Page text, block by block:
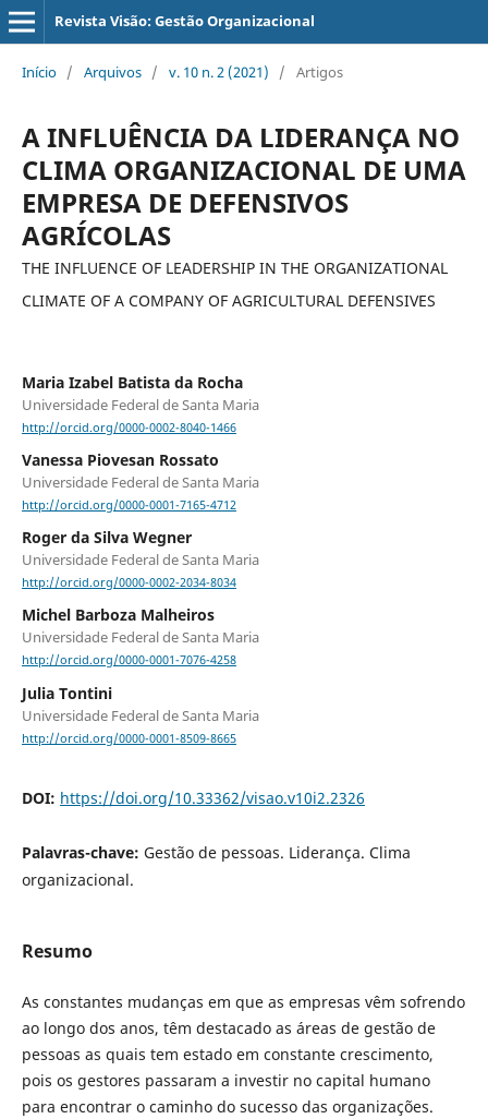
Revista Visão: Gestão Organizacional
Início / Arquivos / v. 10 n. 2 (2021) / Artigos
A INFLUÊNCIA DA LIDERANÇA NO
CLIMA ORGANIZACIONAL DE UMA
EMPRESA DE DEFENSIVOS
AGRÍCOLAS
THE INFLUENCE OF LEADERSHIP IN THE ORGANIZATIONAL
CLIMATE OF A COMPANY OF AGRICULTURAL DEFENSIVES
Maria Izabel Batista da Rocha
Universidade Federal de Santa Maria
http://orcid.org/0000-0002-8040-1466
Vanessa Piovesan Rossato
Universidade Federal de Santa Maria
http://orcid.org/0000-0001-7165-4712
Roger da Silva Wegner
Universidade Federal de Santa Maria
http://orcid.org/0000-0002-2034-8034
Michel Barboza Malheiros
Universidade Federal de Santa Maria
http://orcid.org/0000-0001-7076-4258
Julia Tontini
Universidade Federal de Santa Maria
http://orcid.org/0000-0001-8509-8665
DOI: https://doi.org/10.33362/visao.v10i2.2326
Palavras-chave: Gestão de pessoas. Liderança. Clima
organizacional.
Resumo
As constantes mudanças em que as empresas vêm sofrendo
ao longo dos anos, têm destacado as áreas de gestão de
pessoas as quais tem estado em constante crescimento,
pois os gestores passaram a investir no capital humano
para encontrar o caminho do sucesso das organizações.